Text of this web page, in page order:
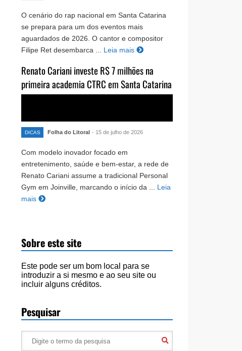
O cenário do rap nacional em Santa Catarina
se prepara para um dos eventos mais
aguardados de 2026. O cantor e compositor
Filipe Ret desembarca ...
Leia mais
Renato Cariani investe R$ 7 milhões na
primeira academia CTRC em Santa Catarina
DICAS Folha do Litoral - 15 de julho de 2026
Com modelo inovador focado em
entretenimento, saúde e bem-estar, a rede de
Renato Cariani assume a tradicional Personal
Gym em Joinville, marcando o início da ... Leia
mais
Sobre este site
Este pode ser um bom local para se
introduzir a si mesmo e ao seu site ou
incluir alguns créditos.
Pesquisar